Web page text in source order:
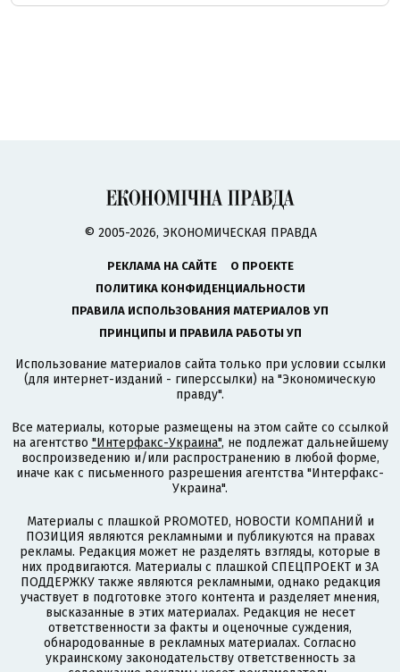
© 2005-2026, ЭКОНОМИЧЕСКАЯ ПРАВДА
РЕКЛАМА НА САЙТЕ
О ПРОЕКТЕ
ПОЛИТИКА КОНФИДЕНЦИАЛЬНОСТИ
ПРАВИЛА ИСПОЛЬЗОВАНИЯ МАТЕРИАЛОВ УП
ПРИНЦИПЫ И ПРАВИЛА РАБОТЫ УП
Использование материалов сайта только при условии ссылки
(для интернет-изданий - гиперссылки) на "Экономическую
правду".
Все материалы, которые размещены на этом сайте со ссылкой
на агентство "Интерфакс-Украина", не подлежат дальнейшему
воспроизведению и/или распространению в любой форме,
иначе как с письменного разрешения агентства "Интерфакс-
Украина".
Материалы с плашкой PROMOTED, НОВОСТИ КОМПАНИЙ и
ПОЗИЦИЯ являются рекламными и публикуются на правах
рекламы. Редакция может не разделять взгляды, которые в
них продвигаются. Материалы с плашкой СПЕЦПРОЕКТ и ЗА
ПОДДЕРЖКУ также являются рекламными, однако редакция
участвует в подготовке этого контента и разделяет мнения,
высказанные в этих материалах. Редакция не несет
ответственности за факты и оценочные суждения,
обнародованные в рекламных материалах. Согласно
украинскому законодательству ответственность за